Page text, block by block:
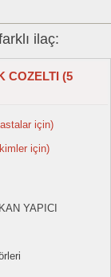
ilaç:
COZELTI (5
için)
için)
YAPICI